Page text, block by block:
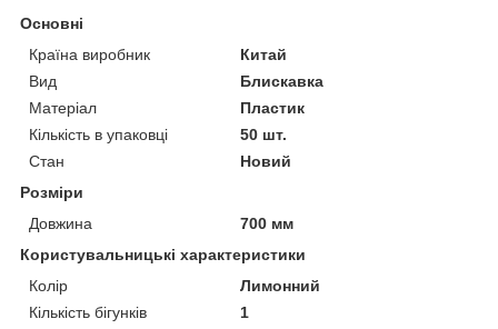
Основні
Країна виробник
Китай
Вид
Блискавка
Матеріал
Пластик
Кількість в упаковці
50 шт.
Стан
Новий
Розміри
Довжина
700 мм
Користувальницькі характеристики
Колір
Лимонний
Кількість бігунків
1